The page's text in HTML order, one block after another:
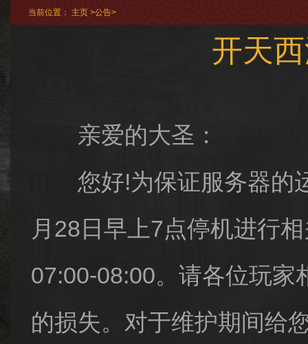
当前位置： 主页 >公告>
开天
亲爱的大圣：
您好!为保证服务器的运
月28日早上7点停机进行
07:00-08:00。请各位玩家
的损失。对于维护期间给